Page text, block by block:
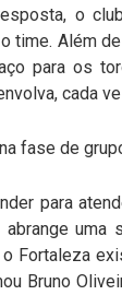
o
time. Além
para os
cada
fase de
para
abrange
Fortaleza
Bruno